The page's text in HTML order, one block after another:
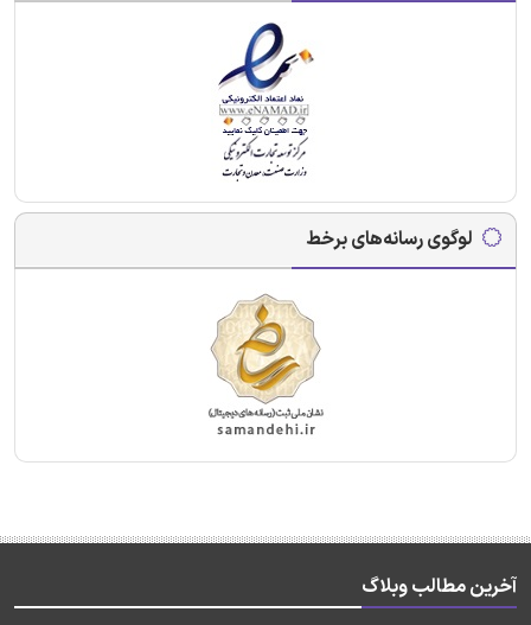
لوگوی رسانه‌های برخط
آخرین مطالب وبلاگ